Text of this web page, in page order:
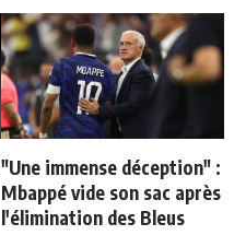
"Une immense déception" :
Mbappé vide son sac après
l'élimination des Bleus